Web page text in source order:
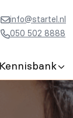
info@startel.nl
050 502 8888
Kennisbank